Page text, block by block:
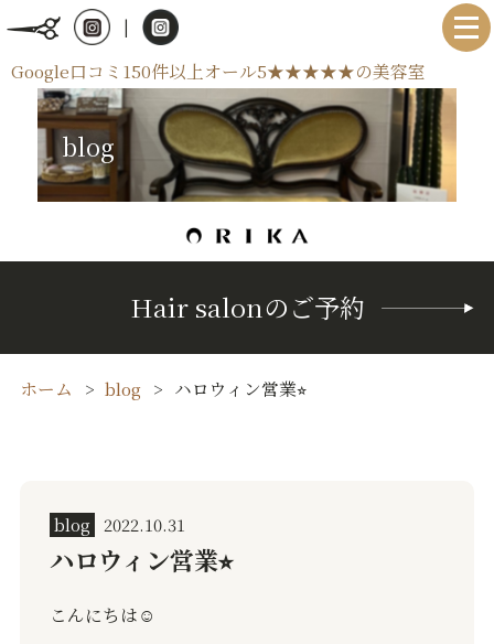
|
Google口コミ150件以上オール5★★★★★の美容室
blog
Hair salonのご予約
ホーム blog ハロウィン営業⭐︎
blog 2022.10.31
ハロウィン営業⭐︎
こんにちは☺️